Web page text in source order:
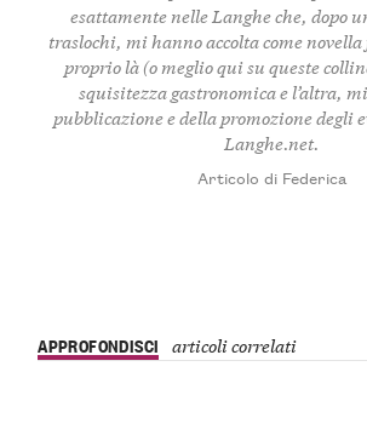
esattamente nelle Langhe che, dopo
traslochi, mi hanno accolta come
proprio là (o meglio qui su queste
squisitezza gastronomica e l’altra,
pubblicazione e della promozione degli
Langhe.net.
Articolo di Federica
APPROFONDISCI articoli correlati